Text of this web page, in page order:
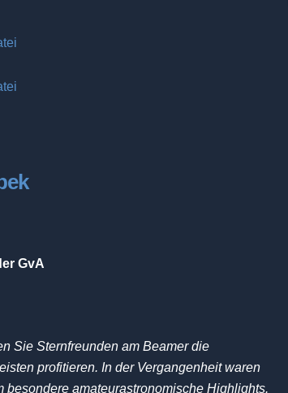
GvA
Sie Sternfreunden am Beamer die
profitieren. In der Vergangenheit waren
amateurastronomische Highlights.